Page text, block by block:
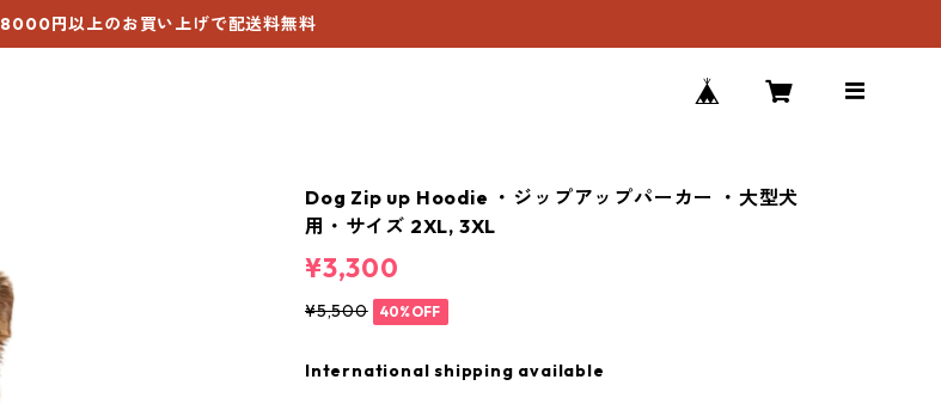
8000円以上のお買い上げで配送料無料
Dog Zip up Hoodie ・ジップアップパーカー ・大型犬
用・サイズ 2XL, 3XL
¥3,300
¥5,500 40%OFF
International shipping available